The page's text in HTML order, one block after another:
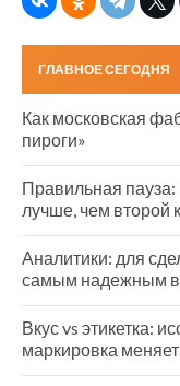
ГЛАВНОЕ СЕГОДНЯ
Как московская
пироги»
Правильная пауза:
лучше, чем второй
Аналитики: для
самым надежным
Вкус vs этикетка:
маркировка